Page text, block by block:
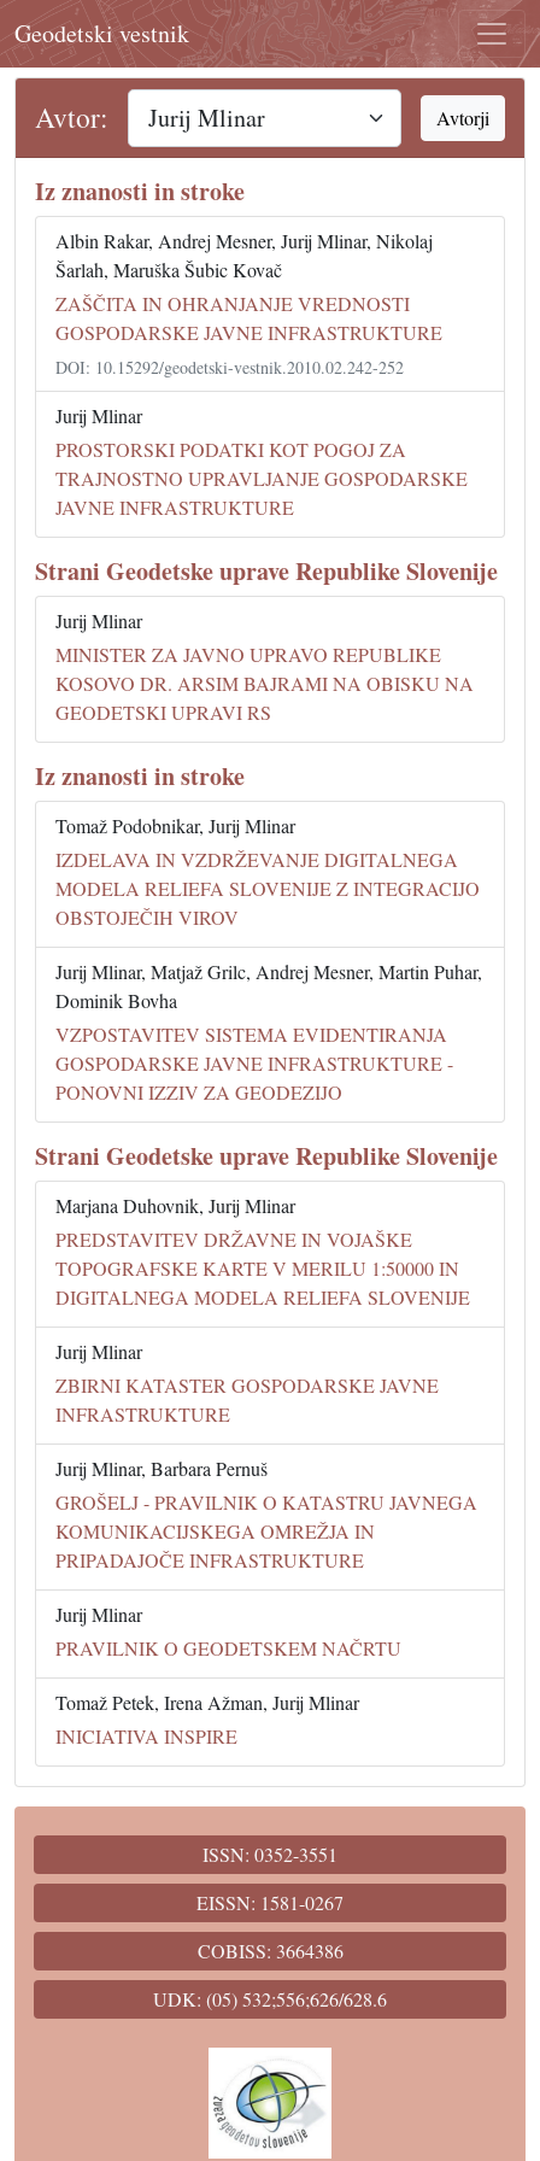
Geodetski vestnik
Avtor: Avtorji
Iz znanosti in stroke
Albin Rakar, Andrej Mesner, Jurij Mlinar, Nikolaj
Šarlah, Maruška Šubic Kovač
ZAŠČITA IN OHRANJANJE VREDNOSTI
GOSPODARSKE JAVNE INFRASTRUKTURE
DOI: 10.15292/geodetski-vestnik.2010.02.242-252
Jurij Mlinar
PROSTORSKI PODATKI KOT POGOJ ZA
TRAJNOSTNO UPRAVLJANJE GOSPODARSKE
JAVNE INFRASTRUKTURE
Strani Geodetske uprave Republike Slovenije
Jurij Mlinar
MINISTER ZA JAVNO UPRAVO REPUBLIKE
KOSOVO DR. ARSIM BAJRAMI NA OBISKU NA
GEODETSKI UPRAVI RS
Iz znanosti in stroke
Tomaž Podobnikar, Jurij Mlinar
IZDELAVA IN VZDRŽEVANJE DIGITALNEGA
MODELA RELIEFA SLOVENIJE Z INTEGRACIJO
OBSTOJEČIH VIROV
Jurij Mlinar, Matjaž Grilc, Andrej Mesner, Martin Puhar,
Dominik Bovha
VZPOSTAVITEV SISTEMA EVIDENTIRANJA
GOSPODARSKE JAVNE INFRASTRUKTURE -
PONOVNI IZZIV ZA GEODEZIJO
Strani Geodetske uprave Republike Slovenije
Marjana Duhovnik, Jurij Mlinar
PREDSTAVITEV DRŽAVNE IN VOJAŠKE
TOPOGRAFSKE KARTE V MERILU 1:50000 IN
DIGITALNEGA MODELA RELIEFA SLOVENIJE
Jurij Mlinar
ZBIRNI KATASTER GOSPODARSKE JAVNE
INFRASTRUKTURE
Jurij Mlinar, Barbara Pernuš
GROŠELJ - PRAVILNIK O KATASTRU JAVNEGA
KOMUNIKACIJSKEGA OMREŽJA IN
PRIPADAJOČE INFRASTRUKTURE
Jurij Mlinar
PRAVILNIK O GEODETSKEM NAČRTU
Tomaž Petek, Irena Ažman, Jurij Mlinar
INICIATIVA INSPIRE
ISSN: 0352-3551
EISSN: 1581-0267
COBISS: 3664386
UDK: (05) 532;556;626/628.6